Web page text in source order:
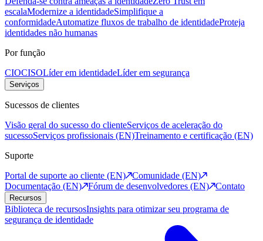
escalaModernize a identidadeSimplifique a
conformidadeAutomatize fluxos de trabalho de identidadeProteja
identidades não humanas
Por função
CIOCISOLíder em identidadeLíder em segurança
Serviços
Sucessos de clientes
Visão geral do sucesso do clienteServiços de aceleração do
sucessoServiços profissionais (EN)Treinamento e certificação (EN)
Suporte
Portal de suporte ao cliente (EN)
Comunidade (EN)
Documentação (EN)
Fórum de desenvolvedores (EN) Contato
Recursos
Biblioteca de recursosInsights para otimizar seu programa de
segurança de identidade